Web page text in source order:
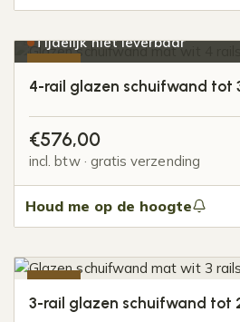
Tijdelijk niet leverbaar
4-rail glazen schuifwand tot
€576,00
incl. btw · gratis verzending
Houd me op de hoogte
3-rail glazen schuifwand tot